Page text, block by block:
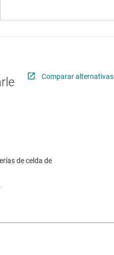
Comparar alternativas
de celda de